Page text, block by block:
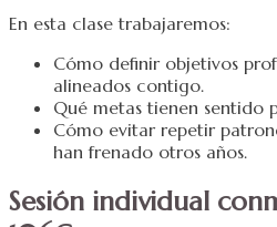
En esta clase trabajaremos:
Cómo definir objetivos
alineados contigo.
Qué metas tienen sentido
Cómo evitar repetir
han frenado otros años.
Sesión individual